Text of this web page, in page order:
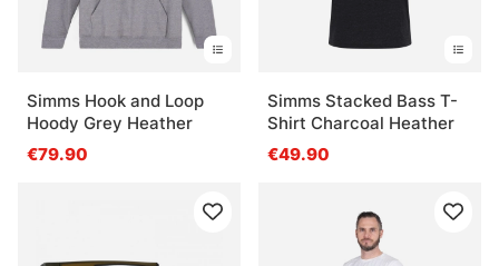
Simms Hook and Loop
Hoody Grey Heather
€79.90
Simms Stacked Bass T-
Shirt Charcoal Heather
€49.90